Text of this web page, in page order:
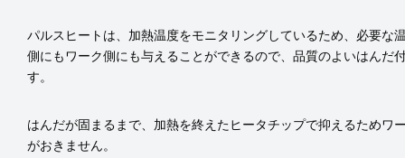
パルスヒートは、加熱温度をモニタリングしているため、必要な
側にもワーク側にも与えることができるので、品質のよいはんだ
す。
はんだが固まるまで、加熱を終えたヒータチップで抑えるためワ
がおきません。